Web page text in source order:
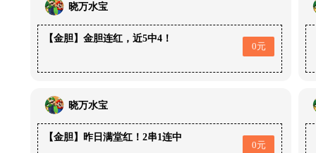
晓万水宝
【金胆】金胆连红，近5中4！
0元
晓万水宝
【金胆】昨日满堂红！2串1连中
0元